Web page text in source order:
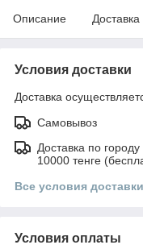
Описание Доставка
Условия доставки
Доставка
Самовывоз
Доставка по
10000 тенге
Все условия доставки
Условия оплаты